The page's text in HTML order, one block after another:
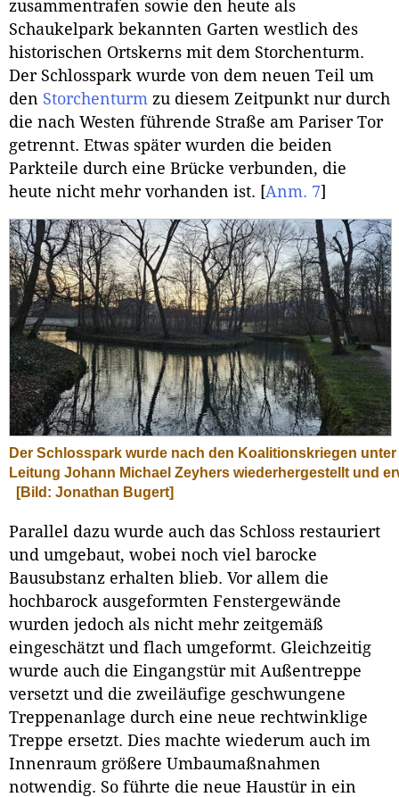
zusammentrafen sowie den heute als
Schaukelpark bekannten Garten westlich des
historischen Ortskerns mit dem Storchenturm.
Der Schlosspark wurde von dem neuen Teil um
den Storchenturm zu diesem Zeitpunkt nur durch
die nach Westen führende Straße am Pariser Tor
getrennt. Etwas später wurden die beiden
Parkteile durch eine Brücke verbunden, die
heute nicht mehr vorhanden ist. [Anm. 7]
Der Schlosspark wurde nach den Koalitionskriegen unter
Leitung Johann Michael Zeyhers wiederhergestellt und
[Bild: Jonathan Bugert]
Parallel dazu wurde auch das Schloss restauriert
und umgebaut, wobei noch viel barocke
Bausubstanz erhalten blieb. Vor allem die
hochbarock ausgeformten Fenstergewände
wurden jedoch als nicht mehr zeitgemäß
eingeschätzt und flach umgeformt. Gleichzeitig
wurde auch die Eingangstür mit Außentreppe
versetzt und die zweiläufige geschwungene
Treppenanlage durch eine neue rechtwinklige
Treppe ersetzt. Dies machte wiederum auch im
Innenraum größere Umbaumaßnahmen
notwendig. So führte die neue Haustür in ein